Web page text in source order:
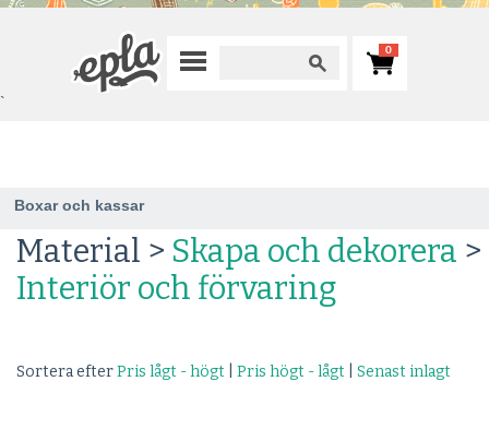
0
`
Boxar och kassar
Material > Skapa och dekorera >
Interiör och förvaring
Sortera efterPris lågt - högt Pris högt - lågt Senast inlagt